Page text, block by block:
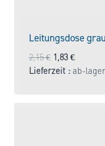
Leitungsdose
2,15€ Ursprünglicher
Preis
1,83 €Aktueller
Preis
Lieferzeit : ab-lager